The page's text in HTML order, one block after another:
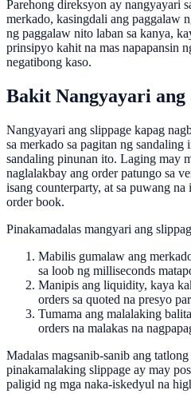
Parehong direksyon ay nangyayari
merkado, kasingdali ang paggalaw
ng paggalaw nito laban sa kanya,
prinsipyo kahit na mas napapansin
negatibong kaso.
Bakit Nangyayari ang
Nangyayari ang slippage kapag
sa merkado sa pagitan ng sandaling
sandaling pinunan ito. Laging may
naglalakbay ang order patungo sa
isang counterparty, at sa puwang
order book.
Pinakamadalas mangyari ang
Mabilis gumalaw ang
sa loob ng milliseconds
Manipis ang liquidity, kaya
orders sa quoted na presyo
Tumama ang malalaking
orders na malakas na
Madalas magsanib-sanib ang
pinakamalaking slippage ay may
paligid ng mga naka-iskedyul na